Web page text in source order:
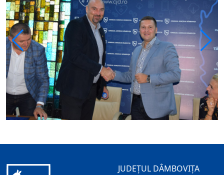
JUDEȚUL DÂMBOVIȚA